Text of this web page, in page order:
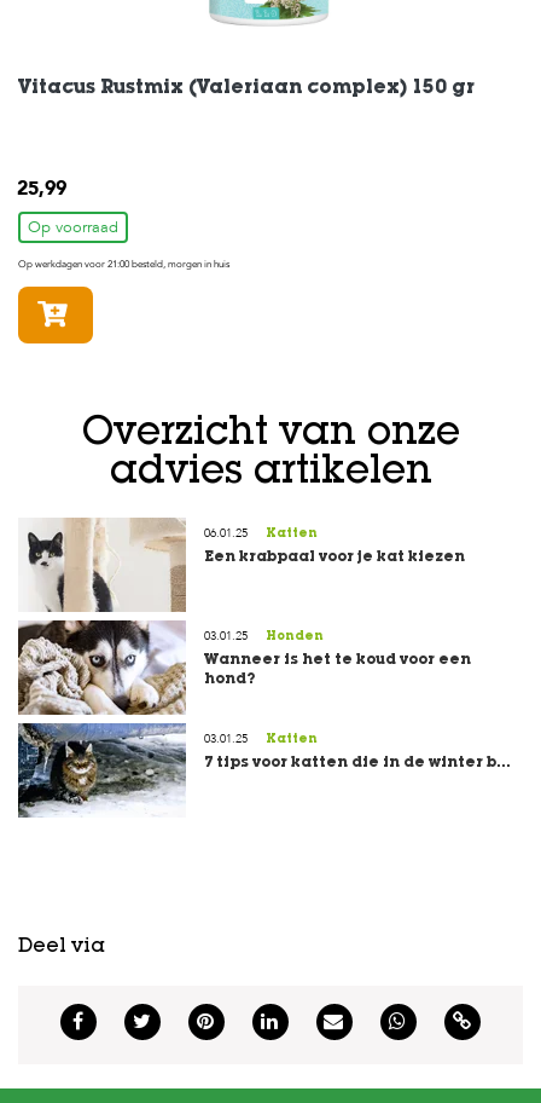
Vitacus Rustmix (Valeriaan complex) 150 gr
25,99
Op voorraad
Op werkdagen voor 21:00 besteld, morgen in huis
Overzicht van onze
advies artikelen
06.01.25 Katten
Een krabpaal voor je kat kiezen
03.01.25 Honden
Wanneer is het te koud voor een
hond?
03.01.25 Katten
7 tips voor katten die in de winter b...
Deel via